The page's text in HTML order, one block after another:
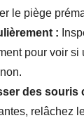
le piège
:
pour voir si
des souris
relâchez